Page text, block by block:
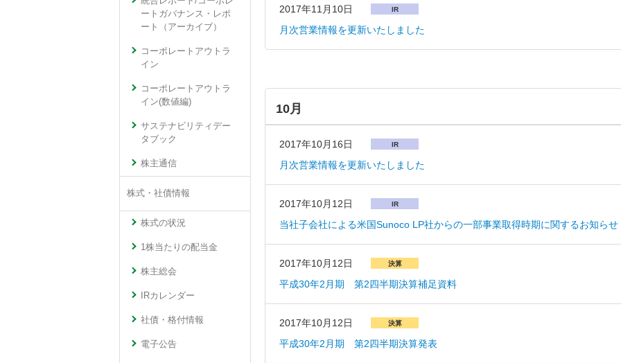
ートガバナンス・レポ
ート（アーカイブ）
コーポレートアウトラ
イン
コーポレートアウトラ
イン(数値編)
サステナビリティデー
タブック
株主通信
株式・社債情報
株式の状況
1株当たりの配当金
株主総会
IRカレンダー
社債・格付情報
電子公告
2017年11月10日 IR
月次営業情報を更新いたしました
10月
2017年10月16日 IR
月次営業情報を更新いたしました
2017年10月12日 IR
当社子会社による米国Sunoco LP社からの一部事業取得時期に関するお知らせ
2017年10月12日 決算
平成30年2月期 第2四半期決算補足資料
2017年10月12日 決算
平成30年2月期 第2四半期決算発表